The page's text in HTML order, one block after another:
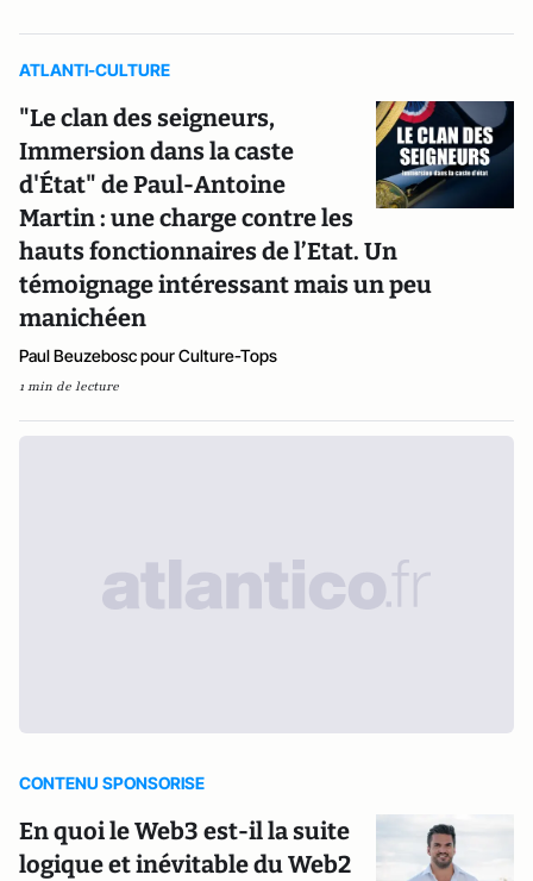
ATLANTI-CULTURE
"Le clan des seigneurs,
Immersion dans la caste
d'État" de Paul-Antoine
Martin : une charge contre les
hauts fonctionnaires de l’Etat. Un
témoignage intéressant mais un peu
manichéen
Paul Beuzebosc pour Culture-Tops
1 min de lecture
CONTENU SPONSORISE
En quoi le Web3 est-il la suite
logique et inévitable du Web2